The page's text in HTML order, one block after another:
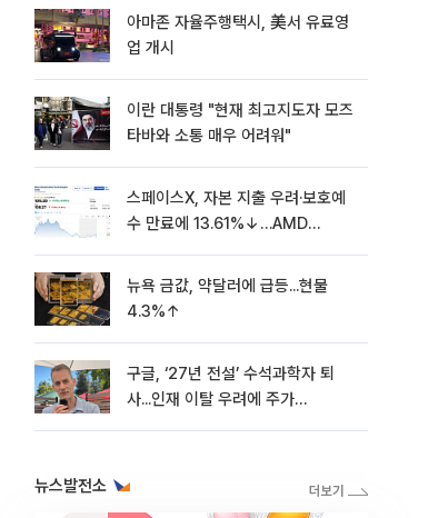
아마존 자율주행택시, 美서 유료영
업 개시
이란 대통령 "현재 최고지도자 모즈
타바와 소통 매우 어려워"
스페이스X, 자본 지출 우려·보호예
수 만료에 13.61%↓…AMD
뉴욕 금값, 약달러에 급등...현물
4.3%↑
구글, ‘27년 전설’ 수석과학자 퇴
사...인재 이탈 우려에 주가
뉴스발전소